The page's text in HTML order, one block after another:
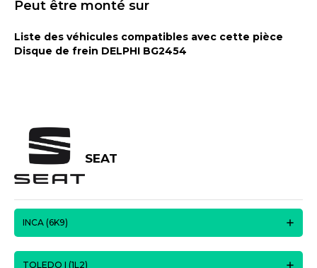
Peut être monté sur
Liste des véhicules compatibles avec cette pièce
Disque de frein DELPHI BG2454
SEAT
INCA (6K9)
TOLEDO I (1L2)